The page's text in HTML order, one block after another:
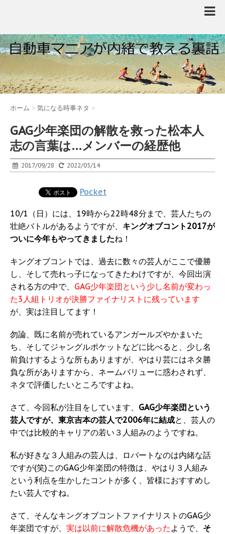
ホーム > 気になる時事ネタ >
GAG少年楽団の解散を救った松本人
志の言葉は…メンバーの経歴他
2017/09/28 2022/05/14
Pocket
10/1（日）には、19時から22時48分まで、芸人たちの
壮絶バトルがあるようですが、 キングオブコント2017が
ついに今年もやってきましたね！
キングオブコントでは、過去に数々の芸人がここで優勝
し、そして売れっ子になってきたわけですが、今回出演
される方の中で、 GAG少年楽団という少し名前が変わっ
た3人組トリオが決勝ファイナリストに残っています
が、実は注目してます！
勿論、既に名前が売れているアンガールズやかまいた
ち、そしてジャングルポケットなどに比べると、少し名
前負けするような所もありますが、やはり芸にはネタ勝
負な所がありますから、ネームバリューに惑わされず、
ネタで評価したいところですよね。
さて、今回私が注目をしています、 GAG少年楽団という
芸人ですが、東京吉本の芸人で2006年に結成と、芸人の
中では比較的キャリアの若い３人組みのようですね。
私が好きな３人組みの芸人は、ロバートなのは内緒な話
ですが(笑)このGAG少年楽団の特徴は、やはり３人組み
という利点を生かしたコントが多く、皆様におすすめし
たい芸人ですね。
さて、そんなキングオブコントファイナリストのGAG少
年楽団ですが、 実は以前に解散危機があった ようで、 そ